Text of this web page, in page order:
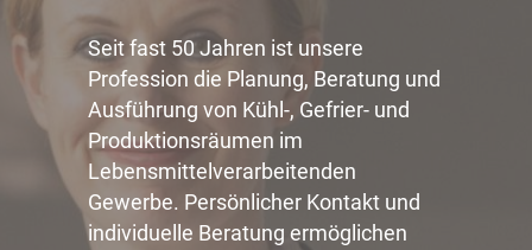
Seit fast 50 Jahren ist unsere
Profession die Planung, Beratung und
Ausführung von Kühl-, Gefrier- und
Produktionsräumen im
Lebensmittelverarbeitenden
Gewerbe. Persönlicher Kontakt und
individuelle Beratung ermöglichen